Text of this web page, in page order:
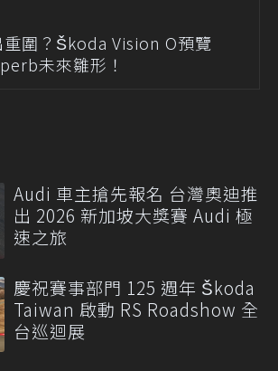
圍？Škoda Vision O預覽
未來雛形！
Audi 車主搶先報名 台灣奧迪推
出 2026 新加坡大獎賽 Audi 極
速之旅
慶祝賽事部門 125 週年 Škoda
Taiwan 啟動 RS Roadshow 全
台巡迴展